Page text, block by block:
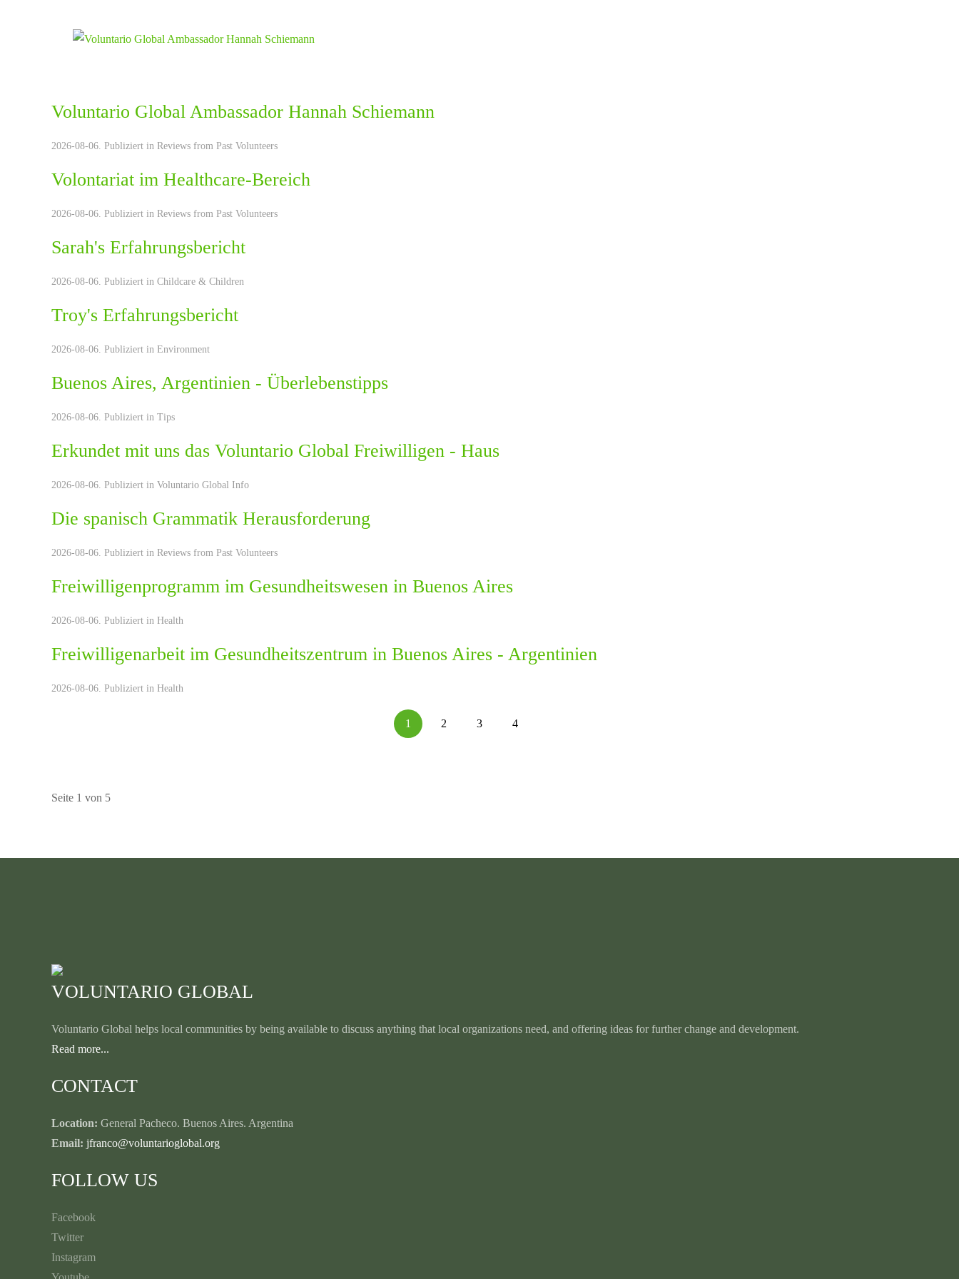
Voluntario Global Ambassador Hannah Schiemann
2026-08-06. Publiziert in Reviews from Past Volunteers
Volontariat im Healthcare-Bereich
2026-08-06. Publiziert in Reviews from Past Volunteers
Sarah's Erfahrungsbericht
2026-08-06. Publiziert in Childcare & Children
Troy's Erfahrungsbericht
2026-08-06. Publiziert in Environment
Buenos Aires, Argentinien - Überlebenstipps
2026-08-06. Publiziert in Tips
Erkundet mit uns das Voluntario Global Freiwilligen - Haus
2026-08-06. Publiziert in Voluntario Global Info
Die spanisch Grammatik Herausforderung
2026-08-06. Publiziert in Reviews from Past Volunteers
Freiwilligenprogramm im Gesundheitswesen in Buenos Aires
2026-08-06. Publiziert in Health
Freiwilligenarbeit im Gesundheitszentrum in Buenos Aires - Argentinien
2026-08-06. Publiziert in Health
1 2 3 4
Seite 1 von 5
VOLUNTARIO GLOBAL
Voluntario Global helps local communities by being available to discuss anything that local organizations need, and offering ideas for further change and development.
Read more...
CONTACT
Location: General Pacheco. Buenos Aires. Argentina
Email: jfranco@voluntarioglobal.org
FOLLOW US
Facebook
Twitter
Instagram